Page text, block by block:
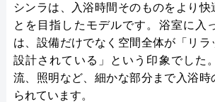
シンラは、入浴時間そのものをより快
とを目指したモデルです。浴室に入
は、設備だけでなく空間全体が「リラ
設計されている」という印象でした
流、照明など、細かな部分まで入浴時
られています。